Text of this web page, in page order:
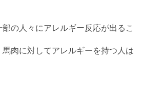
の人々にアレルギー反応が出るこ
肉に対してアレルギーを持つ人は